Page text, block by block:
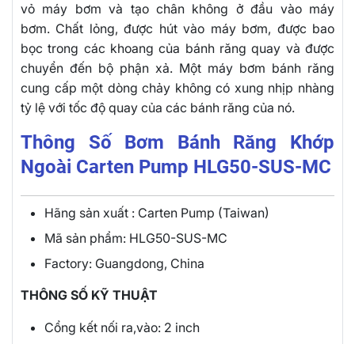
vỏ máy bơm và tạo chân không ở đầu vào máy
bơm. Chất lỏng, được hút vào máy bơm, được bao
bọc trong các khoang của bánh răng quay và được
chuyển đến bộ phận xả. Một máy bơm bánh răng
cung cấp một dòng chảy không có xung nhịp nhàng
tỷ lệ với tốc độ quay của các bánh răng của nó.
Thông Số Bơm Bánh Răng Khớp
Ngoài Carten Pump HLG50-SUS-MC
Hãng sản xuất : Carten Pump (Taiwan)
Mã sản phẩm: HLG50-SUS-MC
Factory: Guangdong, China
THÔNG SỐ KỸ THUẬT
Cổng kết nối ra,vào: 2 inch